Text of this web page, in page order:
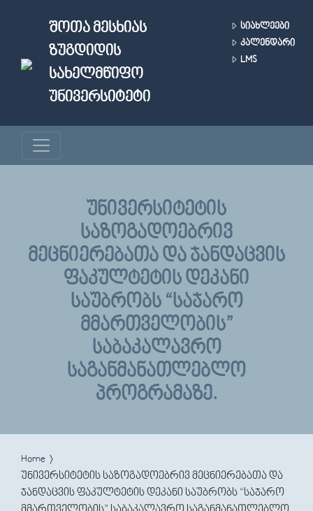
ᲨᲝᲗᲐ ᲛᲔᲡᲮᲘᲐᲡ
ᲖᲣᲒᲓᲘᲓᲘᲡ
ᲡᲐᲮᲔᲚᲛᲬᲘᲤᲝ
ᲣᲜᲘᲕᲔᲠᲡᲘᲢᲔᲢᲘ
ᲡᲘᲐᲮᲚᲔᲔᲑᲘ
ᲙᲐᲚᲔᲜᲓᲐᲠᲘ
LMS
ᲣᲜᲘᲕᲔᲠᲡᲘᲢᲔᲢᲘᲡ
ᲡᲐᲖᲝᲒᲐᲓᲝᲔᲑᲠᲘᲕ
ᲛᲔᲪᲜᲘᲔᲠᲔᲑᲐᲗᲐ ᲓᲐ ᲯᲐᲜᲓᲐᲪᲕᲘᲡ
ᲤᲐᲙᲣᲚᲢᲔᲢᲘᲡ ᲓᲔᲙᲐᲜᲘ
ᲡᲐᲣᲑᲠᲝᲑᲡ “ᲡᲐᲯᲐᲠᲝ
ᲛᲛᲐᲠᲗᲕᲔᲚᲝᲑᲘᲡ”
ᲡᲐᲑᲐᲙᲐᲚᲐᲕᲠᲝ
ᲡᲐᲒᲐᲜᲛᲐᲜᲐᲗᲚᲔᲑᲚᲝ
ᲞᲠᲝᲒᲠᲐᲛᲐᲖᲔ.
You are here
Home
უნივერსიტეტის საზოგადოებრივ მეცნიერებათა და
ჯანდაცვის ფაკულტეტის დეკანი საუბრობს “საჯარო